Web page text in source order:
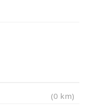
(0 km)